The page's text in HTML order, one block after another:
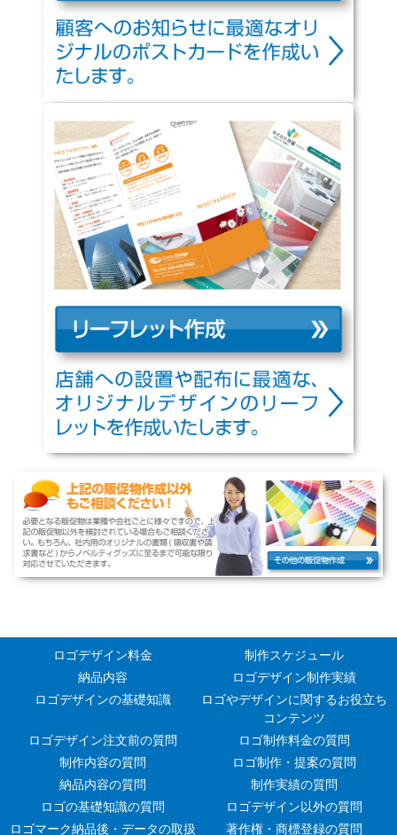
ロゴデザイン料金
制作スケジュール
納品内容
ロゴデザイン制作実績
ロゴデザインの基礎知識
ロゴやデザインに関するお役立ち
コンテンツ
ロゴデザイン注文前の質問
ロゴ制作料金の質問
制作内容の質問
ロゴ制作・提案の質問
納品内容の質問
制作実績の質問
ロゴの基礎知識の質問
ロゴデザイン以外の質問
ロゴマーク納品後・データの取扱
著作権・商標登録の質問